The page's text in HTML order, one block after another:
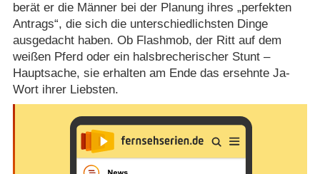
berät er die Männer bei der Planung ihres „perfekten
Antrags“, die sich die unterschiedlichsten Dinge
ausgedacht haben. Ob Flashmob, der Ritt auf dem
weißen Pferd oder ein halsbrecherischer Stunt –
Hauptsache, sie erhalten am Ende das ersehnte Ja-
Wort ihrer Liebsten.